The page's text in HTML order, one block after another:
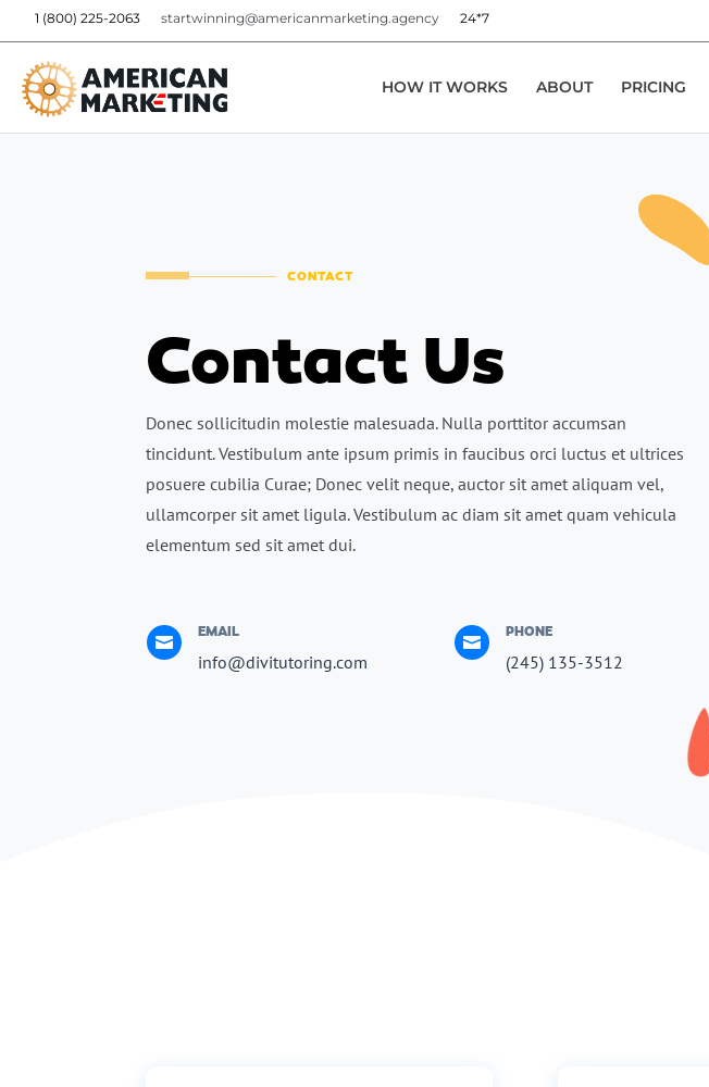
1 (800) 225-2063 startwinning@americanmarketing.agency 24*7
HOW IT WORKS ABOUT PRICING
CONTACT
Contact Us
Donec sollicitudin molestie malesuada. Nulla porttitor accumsan
tincidunt. Vestibulum ante ipsum primis in faucibus orci luctus et ultrices
posuere cubilia Curae; Donec velit neque, auctor sit amet aliquam vel,
ullamcorper sit amet ligula. Vestibulum ac diam sit amet quam vehicula
elementum sed sit amet dui.

EMAIL
info@divitutoring.com

PHONE
(245) 135-3512